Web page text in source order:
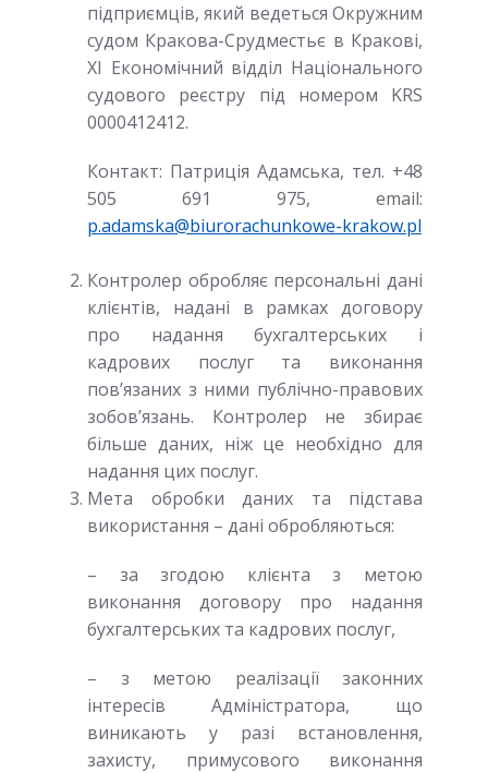
підприємців, який ведеться Окружним
судом Кракова-Срудместьє в Кракові,
XI Економічний відділ Національного
судового реєстру під номером KRS
0000412412.
Контакт: Патриція Адамська, тел. +48
505 691 975, email:
p.adamska@biurorachunkowe-krakow.pl
Контролер обробляє персональні дані
клієнтів, надані в рамках договору
про надання бухгалтерських і
кадрових послуг та виконання
пов’язаних з ними публічно-правових
зобов’язань. Контролер не збирає
більше даних, ніж це необхідно для
надання цих послуг.
Мета обробки даних та підстава
використання – дані обробляються:
– за згодою клієнта з метою
виконання договору про надання
бухгалтерських та кадрових послуг,
– з метою реалізації законних
інтересів Адміністратора, що
виникають у разі встановлення,
захисту, примусового виконання